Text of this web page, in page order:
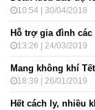
10:54 | 30/04/2018
Hỗ trợ gia đình
13:26 | 24/03/2019
Mang không khí
18:39 | 26/01/2019
Hết cách ly, nhiều